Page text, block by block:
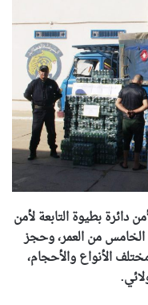
دائرة بطيوة التابعة لأمن
من العمر، وحجز
الأنواع والأحجام،